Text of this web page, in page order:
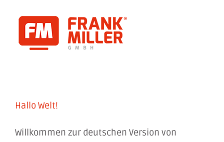
Inhalt
springen
Hallo Welt!
Willkommen zur deutschen Version von